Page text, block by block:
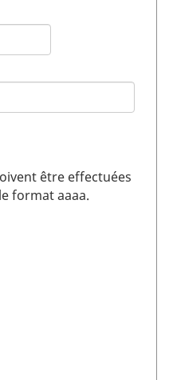
être effectuées
format aaaa.